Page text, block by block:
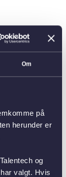
Om
på
herunder er
og
valgt. Hvis